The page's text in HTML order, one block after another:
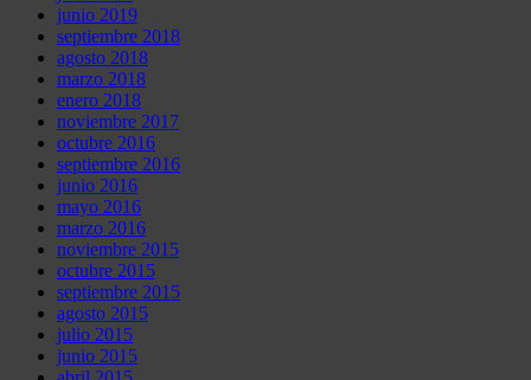
junio 2019
septiembre 2018
agosto 2018
marzo 2018
enero 2018
noviembre 2017
octubre 2016
septiembre 2016
junio 2016
mayo 2016
marzo 2016
noviembre 2015
octubre 2015
septiembre 2015
agosto 2015
julio 2015
junio 2015